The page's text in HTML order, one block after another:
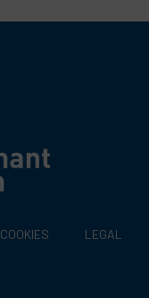
COOKIES LEGAL